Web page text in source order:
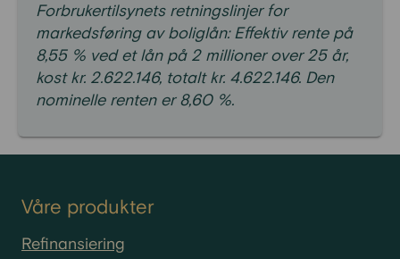
Forbrukertilsynets retningslinjer for
markedsføring av boliglån: Effektiv rente på
8,55 % ved et lån på 2 millioner over 25 år,
kost kr. 2.622.146, totalt kr. 4.622.146. Den
nominelle renten er 8,60 %.
Våre produkter
Refinansiering